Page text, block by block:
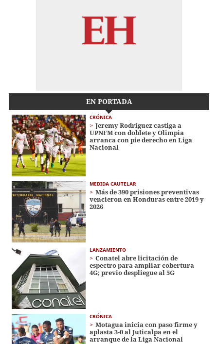
EN PORTADA
CRÓNICA
Jeremy Rodríguez castiga a
UPNFM con doblete y Olimpia
arranca con pie derecho en Liga
Nacional
MEDIDA CAUTELAR
Más de 390 prisiones preventivas
vencieron en Honduras entre 2019 y
2026
LANZAMIENTO
Conatel abre licitación de
espectro para ampliar cobertura
4G; previo despliegue al 5G
CRÓNICA
Motagua inicia con paso firme y
aplasta 3-0 al Juticalpa en el
arranque de la Liga Nacional